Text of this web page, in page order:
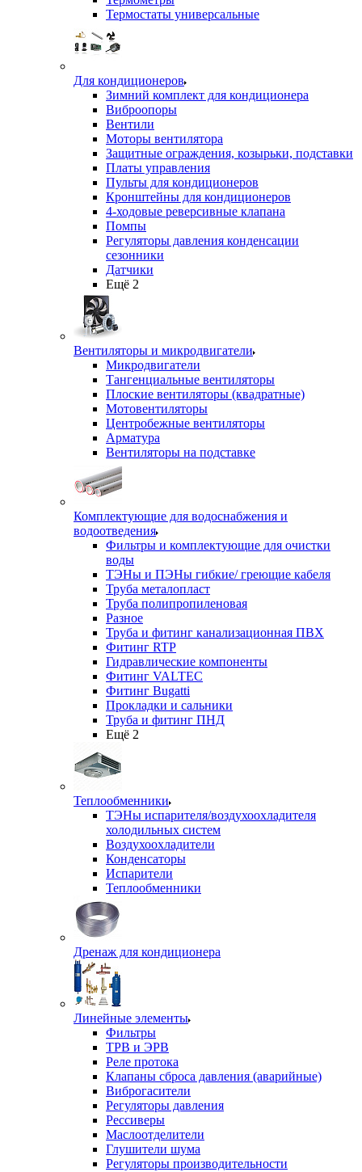
Термостаты универсальные
Для кондиционеров
Зимний комплект для кондиционера
Виброопоры
Вентили
Моторы вентилятора
Защитные ограждения, козырьки, подставки
Платы управления
Пульты для кондиционеров
Кронштейны для кондиционеров
4-ходовые реверсивные клапана
Помпы
Регуляторы давления конденсации
сезонники
Датчики
Ещё 2
Вентиляторы и микродвигатели
Микродвигатели
Тангенциальные вентиляторы
Плоские вентиляторы (квадратные)
Мотовентиляторы
Центробежные вентиляторы
Арматура
Вентиляторы на подставке
Комплектующие для водоснабжения и
водоотведения
Фильтры и комплектующие для очистки
воды
ТЭНы и ПЭНы гибкие/ греющие кабеля
Труба металопласт
Труба полипропиленовая
Разное
Труба и фитинг канализационная ПВХ
Фитинг RTP
Гидравлические компоненты
Фитинг VALTEC
Фитинг Bugatti
Прокладки и сальники
Труба и фитинг ПНД
Ещё 2
Теплообменники
ТЭНы испарителя/воздухоохладителя
холодильных систем
Воздухоохладители
Конденсаторы
Испарители
Теплообменники
Дренаж для кондиционера
Линейные элементы
Фильтры
ТРВ и ЭРВ
Реле протока
Клапаны сброса давления (аварийные)
Виброгасители
Регуляторы давления
Рессиверы
Маслоотделители
Глушители шума
Регуляторы производительности